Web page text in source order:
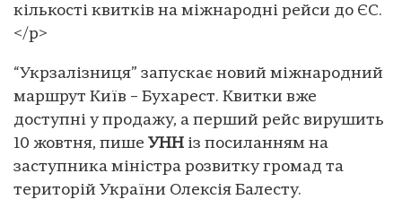
кількості квитків на міжнародні рейси до ЄС.
</p>
“Укрзалізниця” запускає новий міжнародний
маршрут Київ – Бухарест. Квитки вже
доступні у продажу, а перший рейс вирушить
10 жовтня, пише УНН із посиланням на
заступника міністра розвитку громад та
територій України Олексія Балесту.